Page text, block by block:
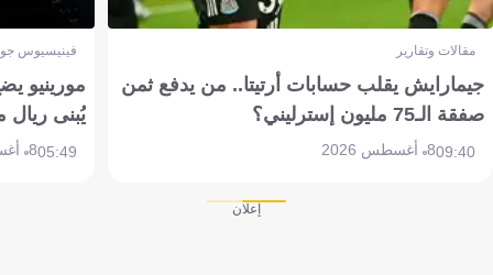
مقالات وتقارير
جيمارايش يقلب حسابات أرتيتا.. من يدفع ثمن
صفقة الـ75 مليون إسترليني؟
09:408 أغسطس 2026
فينيسيوس
مورينيو
يُبنى ريال
05:498 أغسطس 2026
إعلان